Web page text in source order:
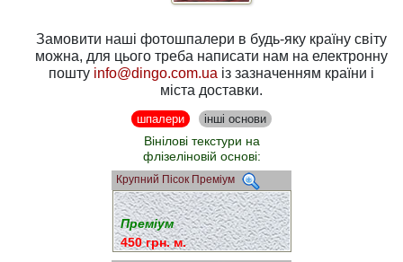
Замовити наші фотошпалери в будь-яку країну світу
можна, для цього треба написати нам на електронну
пошту info@dingo.com.ua із зазначенням країни і
міста доставки.
шпалери інші основи
Вінілові текстури на
флізеліновій основі:
Крупний Пісок Преміум
Преміум
450 грн. м.